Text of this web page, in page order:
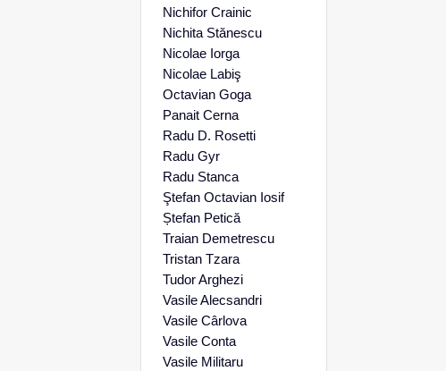
Nichifor Crainic
Nichita Stănescu
Nicolae Iorga
Nicolae Labiş
Octavian Goga
Panait Cerna
Radu D. Rosetti
Radu Gyr
Radu Stanca
Ştefan Octavian Iosif
Ștefan Petică
Traian Demetrescu
Tristan Tzara
Tudor Arghezi
Vasile Alecsandri
Vasile Cârlova
Vasile Conta
Vasile Militaru